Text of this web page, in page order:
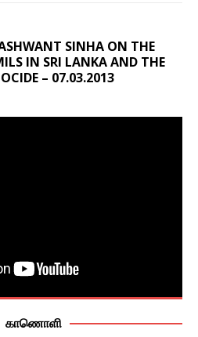
SINHA ON THE
IN SRI LANKA AND THE
– 07.03.2013
காணொளி